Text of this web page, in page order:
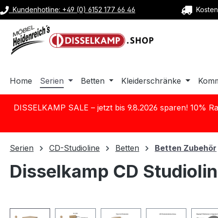
Hauptinhalt springen
Zur Suche springen
Zur Hauptnavigation springen
Kundenhotline: +49 (0) 6152 177 66 46
Home Serien Betten Kleiderschränke
DISSELKAMP SALE – jetzt bis 9.8.2026 sparen! 10%
Serien CD-Studioline Betten Betten Zubehör
Disselkamp CD
Bildergalerie überspringen